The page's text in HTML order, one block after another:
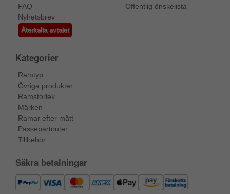
FAQ
Nyhetsbrev
Återkalla avtalet
Offentlig önskelista
Kategorier
Ramtyp
Övriga produkter
Ramstorlek
Märken
Ramar efter mått
Passepartouter
Tillbehör
Säkra betalningar